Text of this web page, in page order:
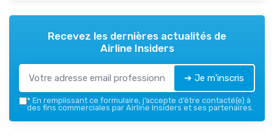
Recevez les dernières actualités de
Airline Insiders
➔ Je m'inscris
* En remplissant ce formulaire, j’accepte d’être contacté(e) à
des fins commerciales par Airline Insiders et ses partenaires.